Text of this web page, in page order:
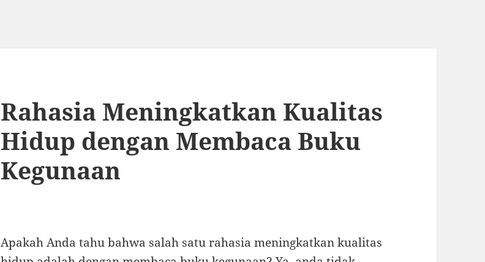
Rahasia Meningkatkan Kualitas
Hidup dengan Membaca Buku
Kegunaan
Apakah Anda tahu bahwa salah satu rahasia meningkatkan kualitas